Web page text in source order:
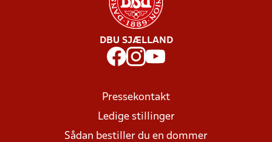
DBU SJÆLLAND
Pressekontakt
Ledige stillinger
Sådan bestiller du en dommer